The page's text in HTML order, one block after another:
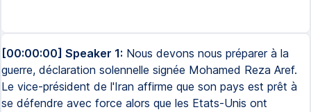
[00:00:00] Speaker 1: Nous devons nous préparer à la
guerre, déclaration solennelle signée Mohamed Reza Aref.
Le vice-président de l'Iran affirme que son pays est prêt à
se défendre avec force alors que les Etats-Unis ont